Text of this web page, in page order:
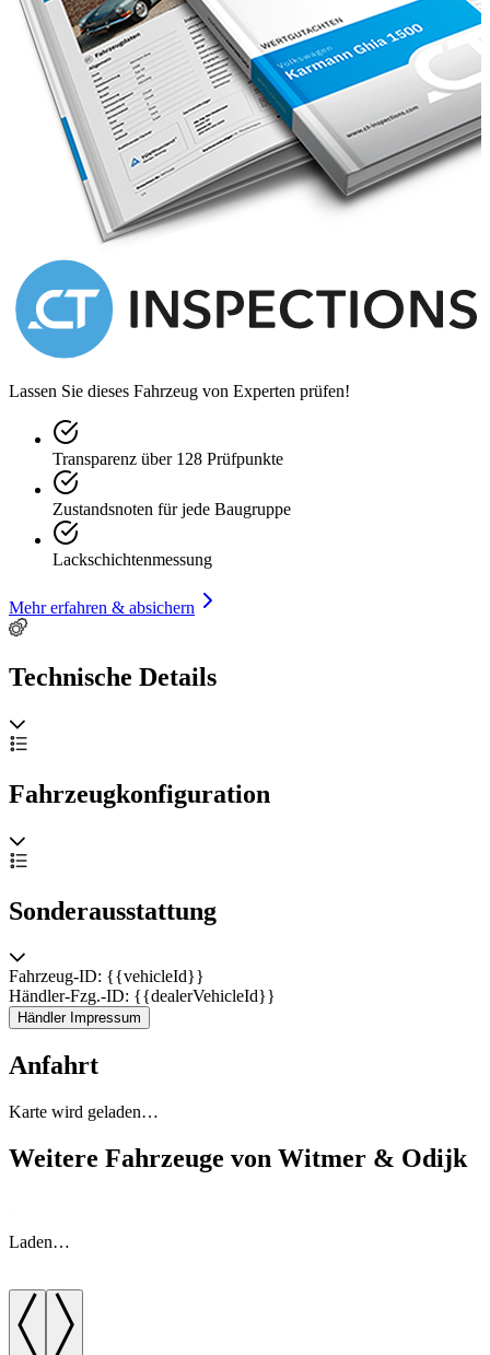
Lassen Sie dieses Fahrzeug von Experten prüfen!
Transparenz über 128 Prüfpunkte
Zustandsnoten für jede Baugruppe
Lackschichtenmessung
Mehr erfahren & absichern
Technische Details
Fahrzeugkonfiguration
Sonderausstattung
Fahrzeug-ID: {{vehicleId}}
Händler-Fzg.-ID: {{dealerVehicleId}}
Händler Impressum
Anfahrt
Karte wird geladen…
Weitere Fahrzeuge von Witmer & Odijk
Laden…